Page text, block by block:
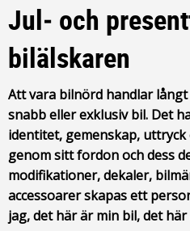
Jul‑ och
bilälskaren
​Att vara bilnörd handlar
snabb eller exklusiv bil. Det
identitet, gemenskap, uttryck
genom sitt fordon och dess
modifikationer, dekaler,
accessoarer skapas ett
jag, det här är min bil, det